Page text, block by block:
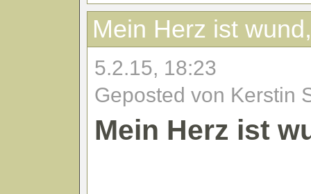
Mein Herz ist
5.2.15, 18:23
Geposted von Kerstin
Mein Herz ist